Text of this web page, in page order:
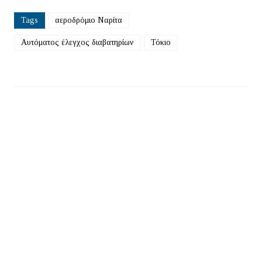
Tags αεροδρόμιο Ναρίτα
Αυτόματος έλεγχος διαβατηρίων Τόκιο